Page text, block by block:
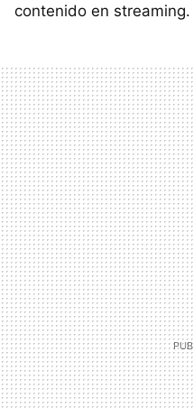
contenido en streaming.